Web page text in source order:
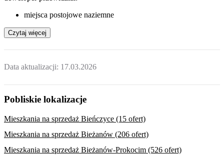
miejsca postojowe naziemne
Czytaj więcej
Data aktualizacji: 17.03.2026
Pobliskie lokalizacje
Mieszkania na sprzedaż Bieńczyce (15 ofert)
Mieszkania na sprzedaż Bieżanów (206 ofert)
Mieszkania na sprzedaż Bieżanów-Prokocim (526 ofert)